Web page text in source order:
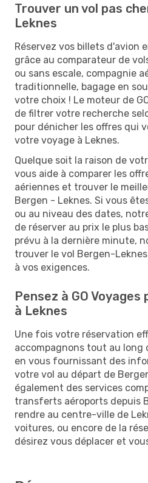
Trouver un vol pas
Leknes
Réservez vos billets d'avion
grâce au comparateur de
ou sans escale, compagnie
traditionnelle, bagage en
votre choix ! Le moteur de
de filtrer votre recherche
pour dénicher les offres qui
votre voyage à Leknes.
Quelque soit la raison de
vous aide à comparer les
aériennes et trouver le
Bergen - Leknes. Si vous
ou au niveau des dates,
de réserver au prix le plus
prévu à la dernière minute,
trouver le vol Bergen-
à vos exigences.
Pensez à GO
à Leknes
Une fois votre réservation
accompagnons tout au long
en vous fournissant des
votre vol au départ de
également des services
transferts aéroports depuis
rendre au centre-ville de
voitures, ou encore de la
désirez vous déplacer et